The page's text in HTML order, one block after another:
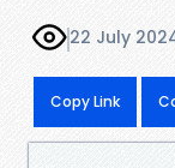
22 July
Copy Link